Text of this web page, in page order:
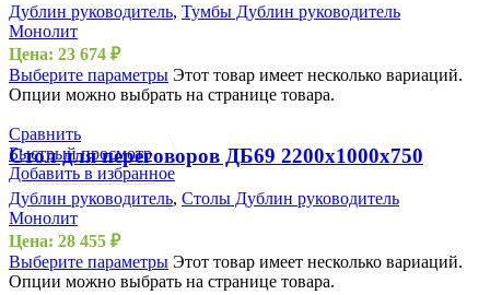
Дублин руководитель, Тумбы Дублин руководитель
Монолит
Цена: 23 674 ₽
Выберите параметры Этот товар имеет несколько вариаций.
Опции можно выбрать на странице товара.
Сравнить
Быстрый просмотр
Добавить в избранное
Стол для переговоров ДБ69 2200х1000х750
Дублин руководитель, Столы Дублин руководитель
Монолит
Цена: 28 455 ₽
Выберите параметры Этот товар имеет несколько вариаций.
Опции можно выбрать на странице товара.